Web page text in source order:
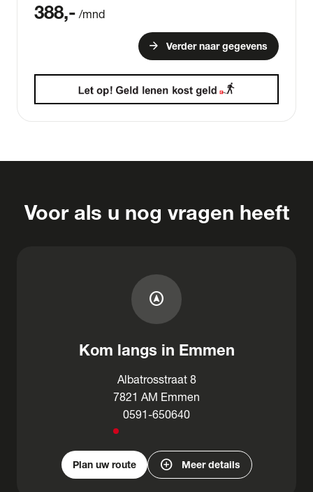
388,- /mnd
arrow_forward Verder naar gegevens
Voor als u nog vragen heeft
assistant_navigation
Kom langs in Emmen
Albatrosstraat 8
7821 AM Emmen
0591-650640
Plan uw route add_circle Meer details